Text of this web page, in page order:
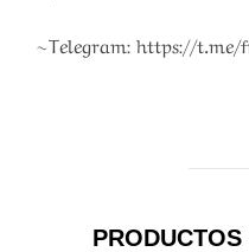
~Telegram: https://t.me/